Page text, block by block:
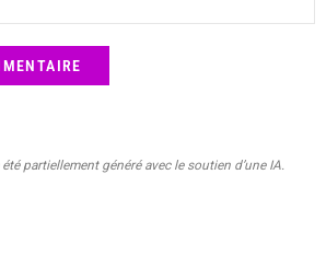
partiellement généré avec le soutien d’une IA.